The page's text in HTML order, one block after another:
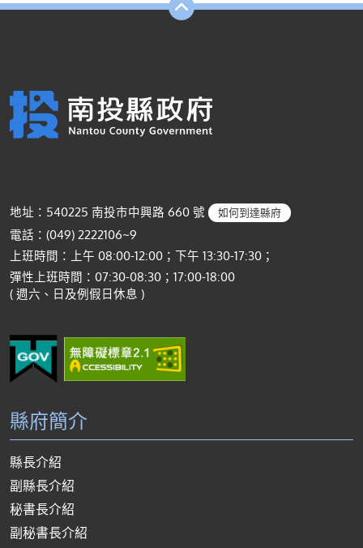
地址：540225 南投市中興路 660 號 如何到達縣府
電話：(049) 2222106~9
上班時間：上午 08:00-12:00；下午 13:30-17:30；
彈性上班時間：07:30-08:30；17:00-18:00
( 週六、日及例假日休息 )
縣府簡介
縣長介紹
副縣長介紹
秘書長介紹
副秘書長介紹